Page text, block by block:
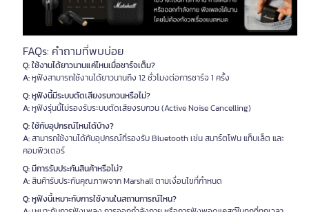
FAQs: คำถามที่พบบ่อย
Q: ใช้งานได้ยาวนานแค่ไหนเมื่อชาร์จเต็ม?
A:หูฟังสามารถใช้งานได้ยาวนานถึง 12 ชั่วโมงต่อการชาร์จ 1 ครั้ง
Q: หูฟังนี้มีระบบตัดเสียงรบกวนหรือไม่?
A:หูฟังรุ่นนี้ไม่รองรับระบบตัดเสียงรบกวน (Active Noise Cancelling)
Q: ใช้กับอุปกรณ์ไหนได้บ้าง?
A:สามารถใช้งานได้กับอุปกรณ์ที่รองรับ Bluetooth เช่น สมาร์ตโฟน แท็บเล็ต และ
คอมพิวเตอร์
Q: มีการรับประกันสินค้าหรือไม่?
A:สินค้ารับประกันคุณภาพจาก Marshall ตามเงื่อนไขที่กำหนด
Q: หูฟังนี้เหมาะกับการใช้งานในสถานการณ์ไหน?